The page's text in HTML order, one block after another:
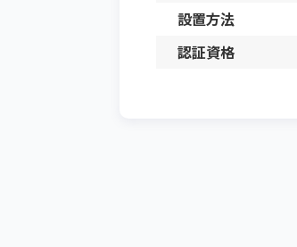
設置方法
認証資格